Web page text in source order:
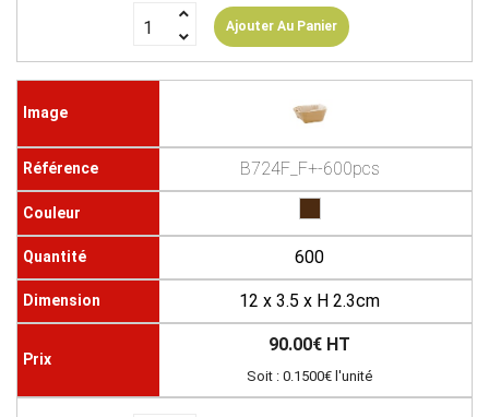
Ajouter Au Panier
B724F_F+-600pcs
600
12 x 3.5 x H 2.3cm
90.00€ HT
Soit : 0.1500€ l'unité